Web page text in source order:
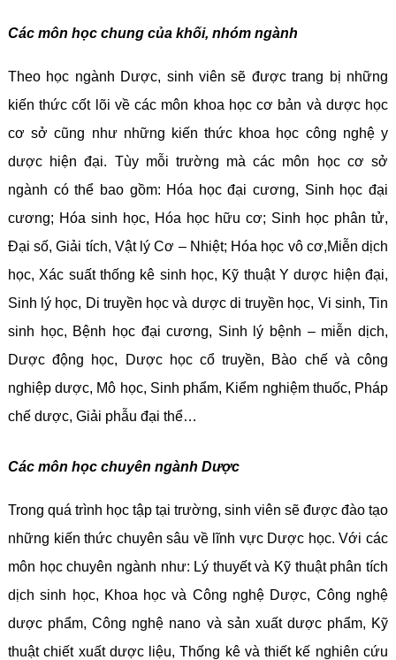
Các môn học chung của khối, nhóm ngành
Theo học ngành Dược, sinh viên sẽ được trang bị những
kiến thức cốt lõi về các môn khoa học cơ bản và dược học
cơ sở cũng như những kiến thức khoa học công nghệ y
dược hiện đại. Tùy mỗi trường mà các môn học cơ sở
ngành có thể bao gồm: Hóa học đại cương, Sinh học đại
cương; Hóa sinh học, Hóa học hữu cơ; Sinh học phân tử,
Đại số, Giải tích, Vật lý Cơ – Nhiệt; Hóa học vô cơ,Miễn dịch
học, Xác suất thống kê sinh học, Kỹ thuật Y dược hiện đại,
Sinh lý học, Di truyền học và dược di truyền học, Vi sinh, Tin
sinh học, Bệnh học đại cương, Sinh lý bệnh – miễn dịch,
Dược động học, Dược học cổ truyền, Bào chế và công
nghiệp dược, Mô học, Sinh phẩm, Kiểm nghiệm thuốc, Pháp
chế dược, Giải phẫu đại thể…
Các môn học chuyên ngành Dược
Trong quá trình học tập tại trường, sinh viên sẽ được đào tạo
những kiến thức chuyên sâu về lĩnh vực Dược học. Với các
môn học chuyên ngành như: Lý thuyết và Kỹ thuật phân tích
dịch sinh học, Khoa học và Công nghệ Dược, Công nghệ
dược phẩm, Công nghệ nano và sản xuất dược phẩm, Kỹ
thuật chiết xuất dược liệu, Thống kê và thiết kế nghiên cứu